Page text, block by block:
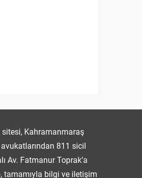
sitesi, Kahramanmaraş
811 sicil
Av. Fatmanur Toprak’a
tamamıyla bilgi ve iletişim